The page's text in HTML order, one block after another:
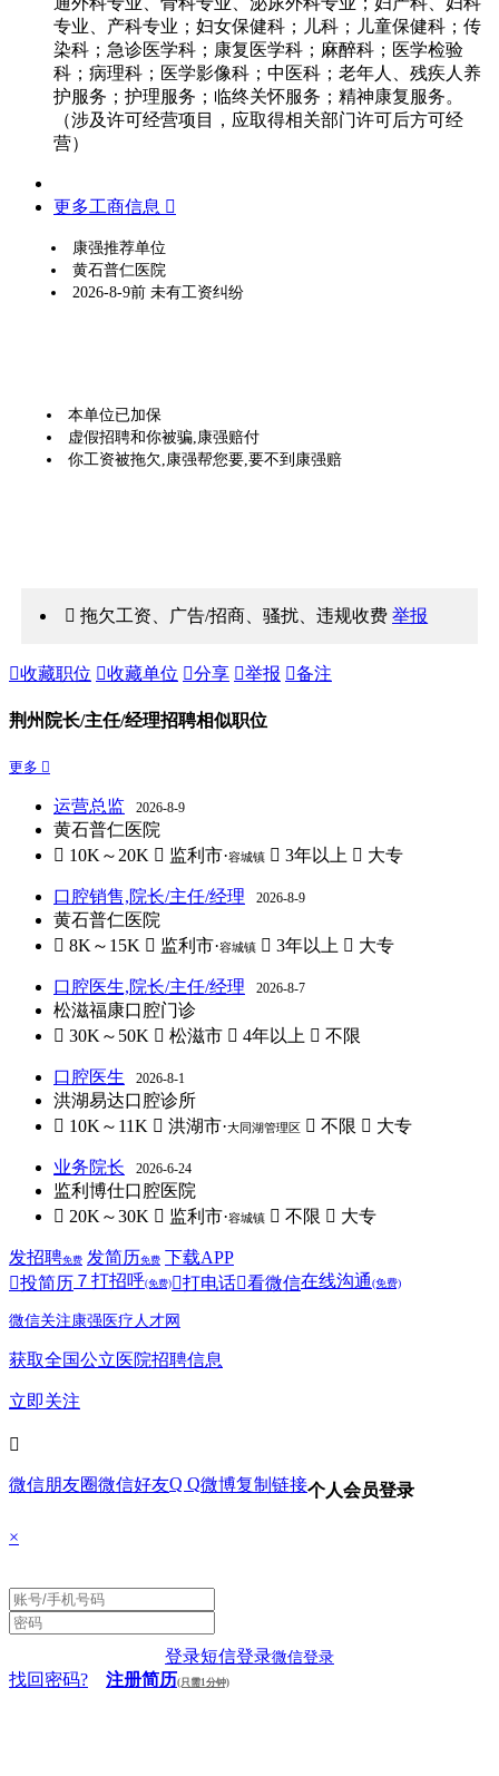
专业、产科专业；妇女保健科；儿科；儿童保健科；传
染科；急诊医学科；康复医学科；麻醉科；医学检验
科；病理科；医学影像科；中医科；老年人、残疾人养
护服务；护理服务；临终关怀服务；精神康复服务。
（涉及许可经营项目，应取得相关部门许可后方可经
营）
更多工商信息 
康强推荐单位
黄石普仁医院
2026-8-9前 未有工资纠纷
本单位已加保
虚假招聘和你被骗,康强赔付
你工资被拖欠,康强帮您要,要不到康强赔
 拖欠工资、广告/招商、骚扰、违规收费举报
收藏职位 收藏单位 分享 举报 备注
荆州院长/主任/经理招聘相似职位
更多 
运营总监 2026-8-9
黄石普仁医院
 10K～20K  监利市·容城镇  3年以上  大专
口腔销售,院长/主任/经理 2026-8-9
黄石普仁医院
 8K～15K  监利市·容城镇  3年以上  大专
口腔医生,院长/主任/经理 2026-8-7
松滋福康口腔门诊
 30K～50K  松滋市  4年以上  不限
口腔医生 2026-8-1
洪湖易达口腔诊所
 10K～11K  洪湖市·大同湖管理区  不限  大专
业务院长 2026-6-24
监利博仕口腔医院
 20K～30K  监利市·容城镇  不限  大专
发招聘免费 发简历免费 下载APP
投简历 ７ 打招呼(免费) 打电话看微信在线沟通(免费)
微信关注康强医疗人才网
获取全国公立医院招聘信息
立即关注

微信朋友圈微信好友Q Q微博复制链接个人会员登录
×
登录短信登录微信登录
找回密码? 注册简历(只需1分钟)